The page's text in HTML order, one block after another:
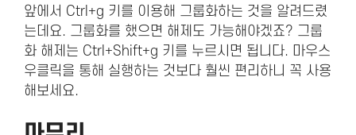
앞에서 Ctrl+g 키를 이용해 그룹화하는 것을 알려드렸
는데요. 그룹화를 했으면 해제도 가능해야겠죠? 그룹
화 해제는 Ctrl+Shift+g 키를 누르시면 됩니다. 마우스
우클릭을 통해 실행하는 것보다 훨씬 편리하니 꼭 사용
해보세요.